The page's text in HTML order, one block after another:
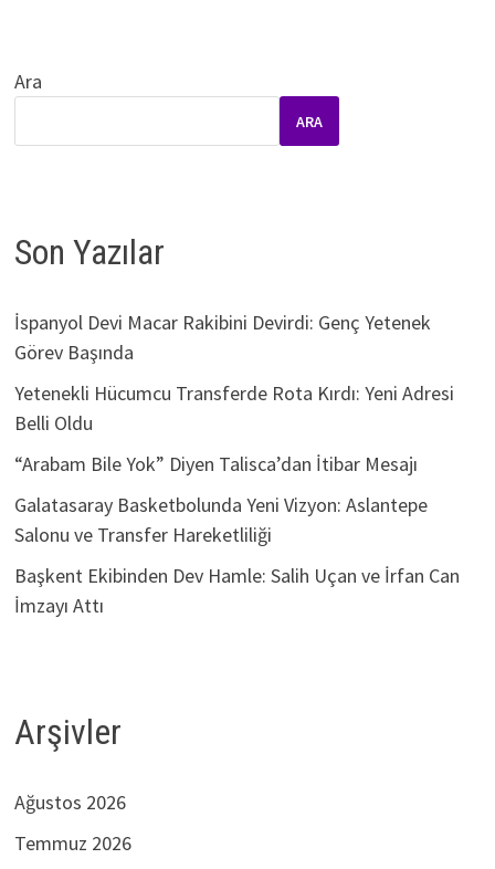
Ara
ARA
Son Yazılar
İspanyol Devi Macar Rakibini Devirdi: Genç Yetenek
Görev Başında
Yetenekli Hücumcu Transferde Rota Kırdı: Yeni Adresi
Belli Oldu
“Arabam Bile Yok” Diyen Talisca’dan İtibar Mesajı
Galatasaray Basketbolunda Yeni Vizyon: Aslantepe
Salonu ve Transfer Hareketliliği
Başkent Ekibinden Dev Hamle: Salih Uçan ve İrfan Can
İmzayı Attı
Arşivler
Ağustos 2026
Temmuz 2026